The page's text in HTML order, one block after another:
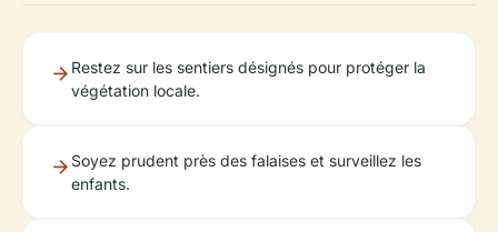
Restez sur les sentiers désignés pour protéger la
végétation locale.
Soyez prudent près des falaises et surveillez les
enfants.